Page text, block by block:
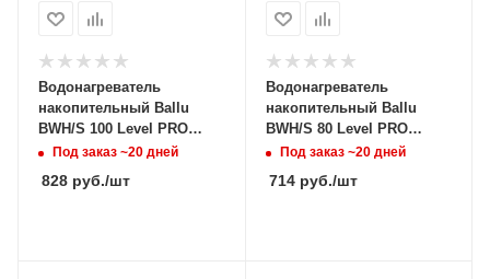
Водонагреватель
накопительный Ballu
BWH/S 100 Level PRO
НС-1340305
Под заказ ~20 дней
828 руб./шт
Водонагреватель
накопительный Ballu
BWH/S 80 Level PRO
НС-1340303
Под заказ ~20 дней
714руб./шт